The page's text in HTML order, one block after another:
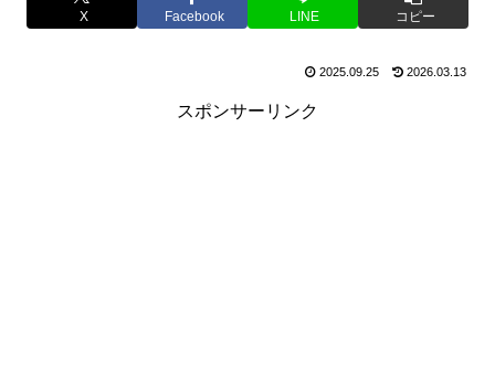
X Facebook LINE コピー
2025.09.25 2026.03.13
スポンサーリンク